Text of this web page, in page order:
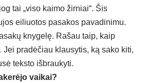
tai „viso kaimo žirniai“. Šis
eiliuotos pasakos pavadinimu.
knygelę. Rašau taip, kaip
pradėčiau klausytis, ką sako kiti,
teksto išbraukyti.
vaikai?